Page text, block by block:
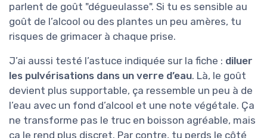
parlent de goût "dégueulasse". Si tu es sensible au
goût de l’alcool ou des plantes un peu amères, tu
risques de grimacer à chaque prise.
J’ai aussi testé l’astuce indiquée sur la fiche : diluer
les pulvérisations dans un verre d’eau. Là, le goût
devient plus supportable, ça ressemble un peu à de
l’eau avec un fond d’alcool et une note végétale. Ça
ne transforme pas le truc en boisson agréable, mais
ça le rend plus discret. Par contre, tu perds le côté